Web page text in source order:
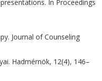
In Proceedings
Journal of Counseling
Hadmérnök, 12(4), 146–